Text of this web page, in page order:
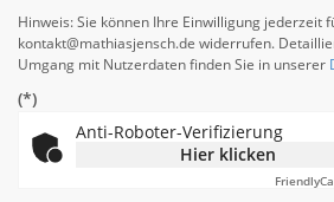
Hinweis: Sie können Ihre Einwilligung jederzeit
kontakt@mathiasjensch.de widerrufen.
Umgang mit Nutzerdaten finden Sie in unserer
(*)
Anti-Roboter-Verifizierung
Hier klicken
Friendly